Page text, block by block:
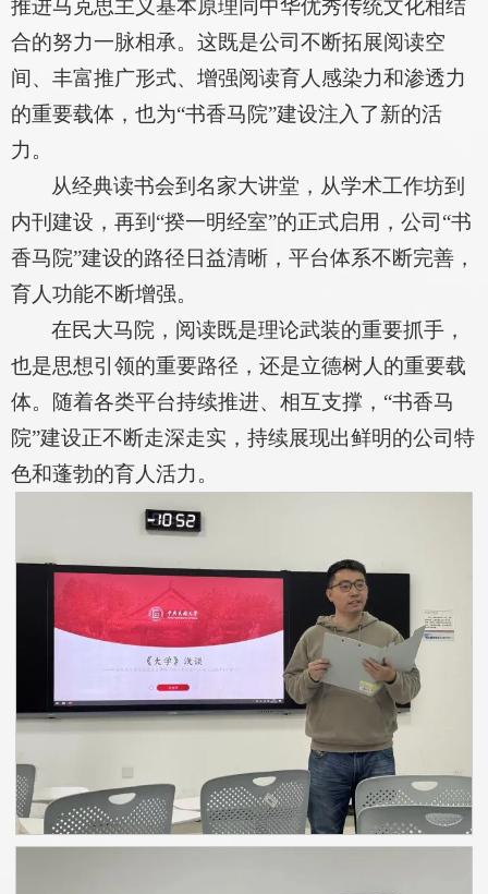
推进马克思主义基本原理同中华优秀传统文化相结
合的努力一脉相承。这既是公司不断拓展阅读空
间、丰富推广形式、增强阅读育人感染力和渗透力
的重要载体，也为“书香马院”建设注入了新的活
力。
从经典读书会到名家大讲堂，从学术工作坊到
内刊建设，再到“揆一明经室”的正式启用，公司“书
香马院”建设的路径日益清晰，平台体系不断完善，
育人功能不断增强。
在民大马院，阅读既是理论武装的重要抓手，
也是思想引领的重要路径，还是立德树人的重要载
体。随着各类平台持续推进、相互支撑，“书香马
院”建设正不断走深走实，持续展现出鲜明的公司特
色和蓬勃的育人活力。